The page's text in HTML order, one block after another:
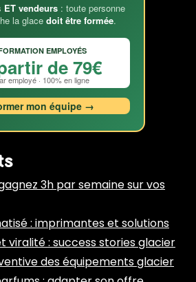
ET vendeurs: toute personne
la glace doit être formée.
EMPLOYÉS
de 79€
employé · 100% en ligne
mon équipe →
3h par semaine sur vos
: imprimantes et solutions
viralité : success stories glacier
des équipements glacier